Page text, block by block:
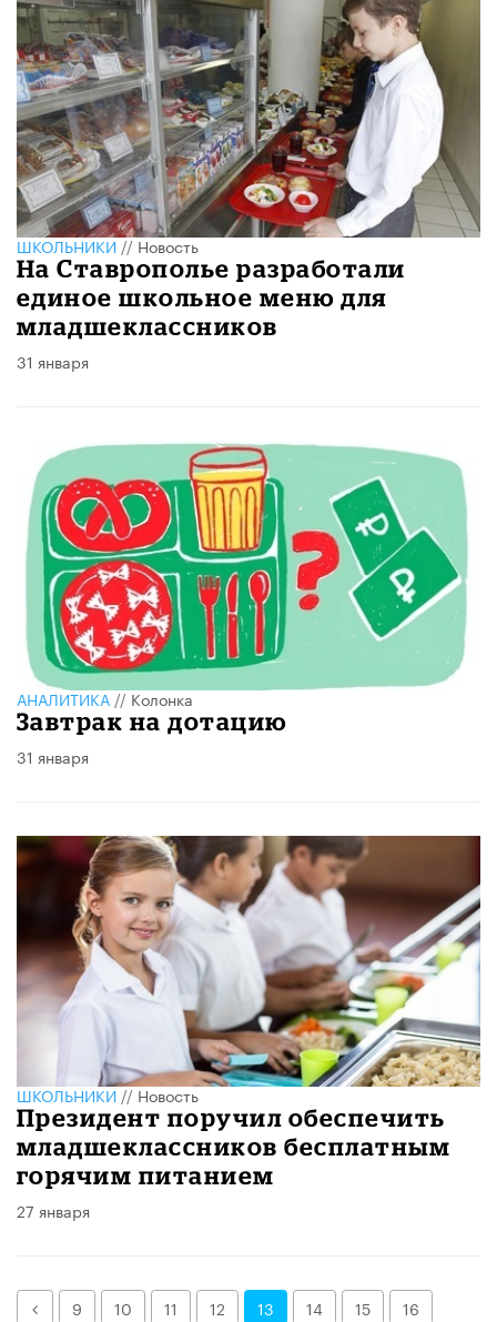
ШКОЛЬНИКИ//Новость
На Ставрополье разработали
единое школьное меню для
младшеклассников
31 января
АНАЛИТИКА//Колонка
Завтрак на дотацию
31 января
ШКОЛЬНИКИ//Новость
Президент поручил обеспечить
младшеклассников бесплатным
горячим питанием
27 января
Назад
9 10 11 12 13 14 15
16